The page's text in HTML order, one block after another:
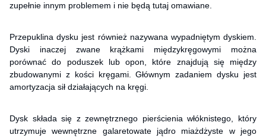
zupełnie innym problemem i nie będą tutaj omawiane.
Przepuklina dysku jest również nazywana wypadniętym dyskiem.
Dyski inaczej zwane krążkami międzykręgowymi można
porównać do poduszek lub opon, które znajdują się między
zbudowanymi z kości kręgami. Głównym zadaniem dysku jest
amortyzacja sił działających na kręgi.
Dysk składa się z zewnętrznego pierścienia włóknistego, który
utrzymuje wewnętrzne galaretowate jądro miażdżyste w jego